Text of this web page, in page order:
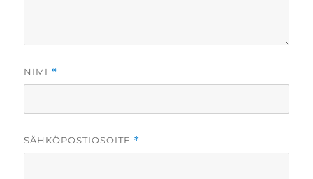
NIMI *
SÄHKÖPOSTIOSOITE *